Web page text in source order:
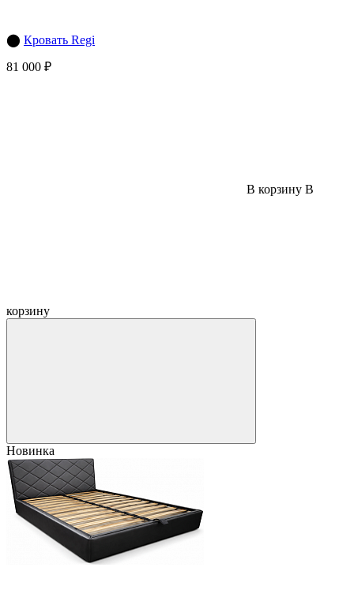
⬤ Кровать Regi
81 000 ₽
В корзину В
корзину
Новинка